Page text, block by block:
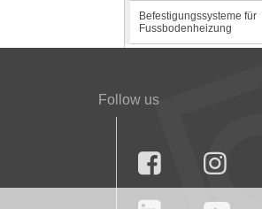
Befestigungssysteme für
Fussbodenheizung
Follow us

